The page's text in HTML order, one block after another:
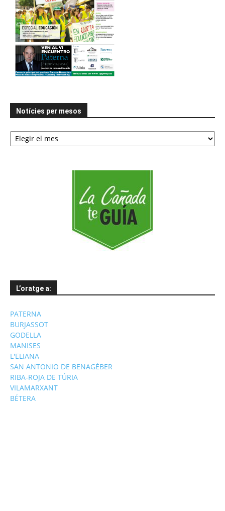
Notícies per mesos
Notícies
per
L’oratge a:
PATERNA
BURJASSOT
GODELLA
MANISES
L'ELIANA
SAN ANTONIO DE BENAGÉBER
RIBA-ROJA DE TÚRIA
VILAMARXANT
BÉTERA